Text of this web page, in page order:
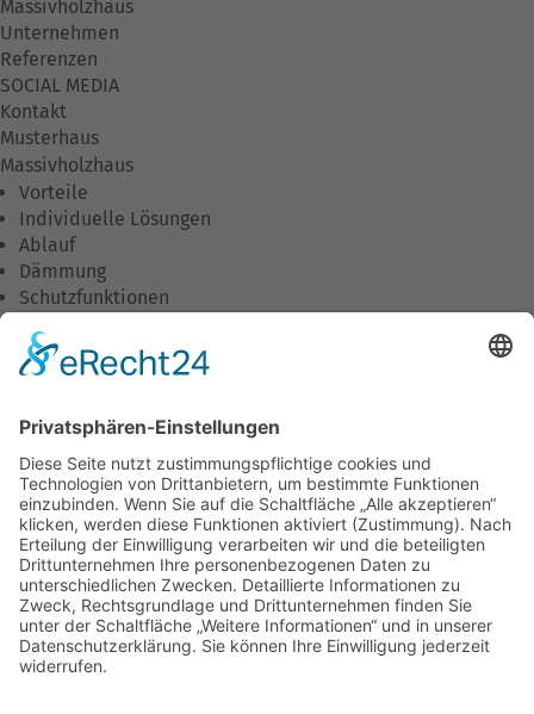
Massivholzhaus
Unternehmen
Referenzen
SOCIAL MEDIA
Kontakt
Musterhaus
Massivholzhaus
Vorteile
Individuelle Lösungen
Ablauf
Dämmung
Schutzfunktionen
Umweltschutz
Wohnkomfort
Unsere Philosophie
Was wir tun
Unser Team
Stellenangebote
Ausbildung/Praktika
Aktuelles
Termine
Umweltleitlinien